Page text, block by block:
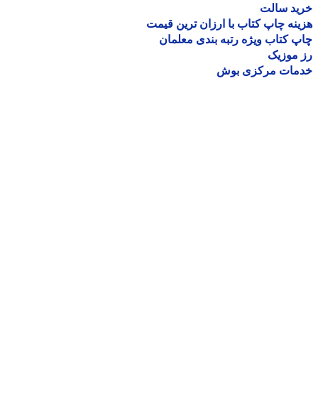
سالت
چاپ کتاب با ارزان ترین قیمت
کتاب ویژه رتبه بندی معلمان
موزیک
مرکزی بوش